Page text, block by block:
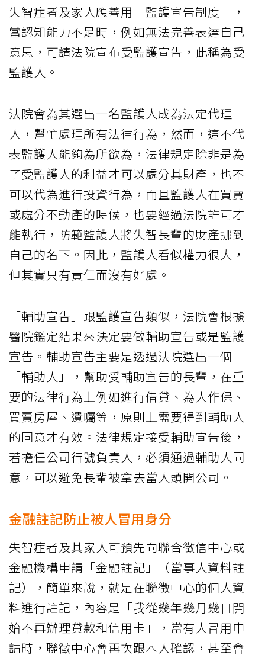
失智症者及家人應善用「監護宣告制度」，
當認知能力不足時，例如無法完善表達自己
意思，可請法院宣布受監護宣告，此稱為受
監護人。
法院會為其選出一名監護人成為法定代理
人，幫忙處理所有法律行為，然而，這不代
表監護人能夠為所欲為，法律規定除非是為
了受監護人的利益才可以處分其財產，也不
可以代為進行投資行為，而且監護人在買賣
或處分不動產的時候，也要經過法院許可才
能執行，防範監護人將失智長輩的財產挪到
自己的名下。因此，監護人看似權力很大，
但其實只有責任而沒有好處。
「輔助宣告」跟監護宣告類似，法院會根據
醫院鑑定結果來決定要做輔助宣告或是監護
宣告。輔助宣告主要是透過法院選出一個
「輔助人」，幫助受輔助宣告的長輩，在重
要的法律行為上例如進行借貸、為人作保、
買賣房屋、遺囑等，原則上需要得到輔助人
的同意才有效。法律規定接受輔助宣告後，
若擔任公司行號負責人，必須通過輔助人同
意，可以避免長輩被拿去當人頭開公司。
金融註記防止被人冒用身分
失智症者及其家人可預先向聯合徵信中心或
金融機構申請「金融註記」（當事人資料註
記），簡單來說，就是在聯徵中心的個人資
料進行註記，內容是「我從幾年幾月幾日開
始不再辦理貸款和信用卡」，當有人冒用申
請時，聯徵中心會再次跟本人確認，甚至會